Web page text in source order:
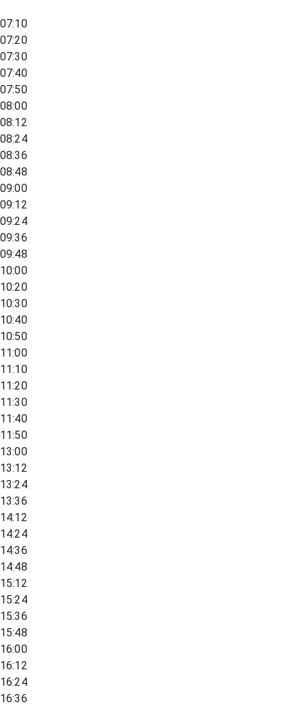
07:10
07:20
07:30
07:40
07:50
08:00
08:12
08:24
08:36
08:48
09:00
09:12
09:24
09:36
09:48
10:00
10:20
10:30
10:40
10:50
11:00
11:10
11:20
11:30
11:40
11:50
13:00
13:12
13:24
13:36
14:12
14:24
14:36
14:48
15:12
15:24
15:36
15:48
16:00
16:12
16:24
16:36